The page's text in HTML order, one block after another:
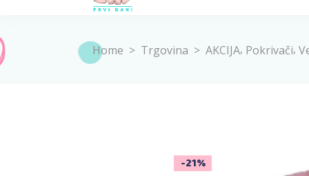
Home > Trgovina > AKCIJA, Pokrivači,
Sold
-21%